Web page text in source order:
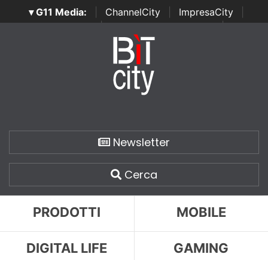
▾ G11 Media: ChannelCity ImpresaCity
SecurityOpenLab | Italian Channel Awards | Italian
Italian Security Awards
Newsletter
Cerca
PRODOTTI MOBILE
DIGITAL LIFE GAMING